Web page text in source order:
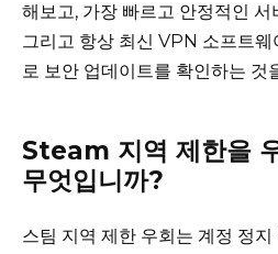
해보고, 가장 빠르고 안정적인
그리고 항상 최신 VPN 소프트
로 보안 업데이트를 확인하는 것
Steam 지역 제한을
무엇입니까?
스팀 지역 제한 우회는 계정 정